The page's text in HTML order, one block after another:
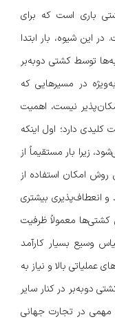
باری است که برای
این شیوه، بار ابتدا
توسط کشتی دوبه‌بر
در مسیرهایی که
نیست، اهمیت
کلیدی دارد؛ اول اینکه
زیرا بار مستقیماً از
امکان استفاده از
و انعطاف‌پذیری بیشتری
کشتی‌ها معمولاً ظرفیت
وسیع بسیار کارآمد
عملیاتی بالا و نیاز به
دوبه‌بر در کنار سایر
مهمی در تجارت جهانی